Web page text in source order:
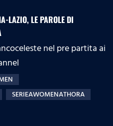
LAZIO, LE PAROLE DI
nel pre partita ai
SERIEAWOMENATHORA